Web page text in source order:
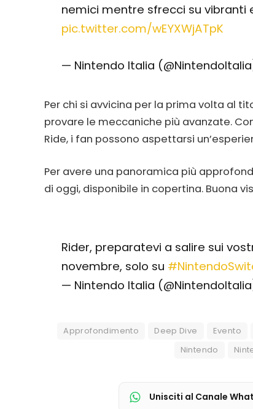
nemici mentre sfrecci su vibranti
pic.twitter.com/wEYXWjATpK
— Nintendo Italia
Per chi si avvicina per la prima volta al
provare le meccaniche più avanzate.
Ride, i fan possono aspettarsi
Per avere una panoramica più
di oggi, disponibile in copertina. Buona
Rider, preparatevi a salire sui
novembre, solo su
— Nintendo Italia
Approfondimento Deep Dive Evento
Nintendo
Unisciti al Canale